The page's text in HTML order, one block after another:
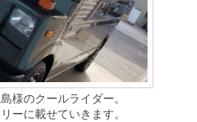
様のクールライダー。
ーに載せていきます。